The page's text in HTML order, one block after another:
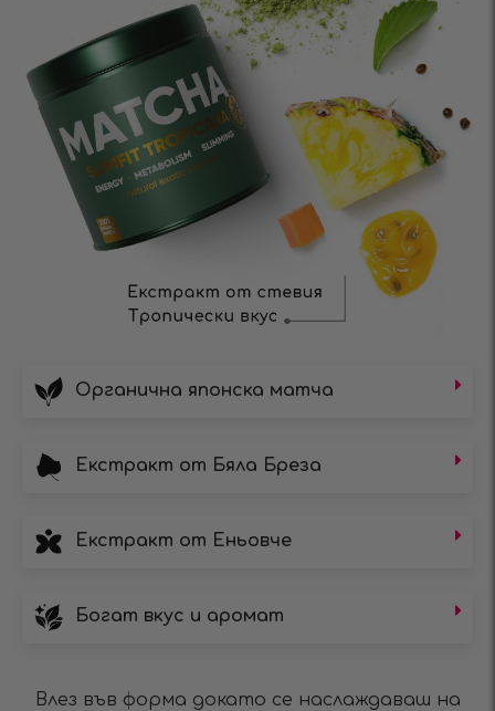
Органична японска матча
Екстракт от Бяла Бреза
Екстракт от Еньовче
Богат вкус и аромат
Влез във форма докато се наслаждаваш на